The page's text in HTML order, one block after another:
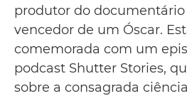
produtor do documentário
vencedor de um Óscar.
comemorada com um
podcast Shutter Stories,
sobre a consagrada